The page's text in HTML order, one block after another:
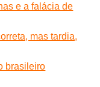
e a falácia de
mas tardia,
brasileiro